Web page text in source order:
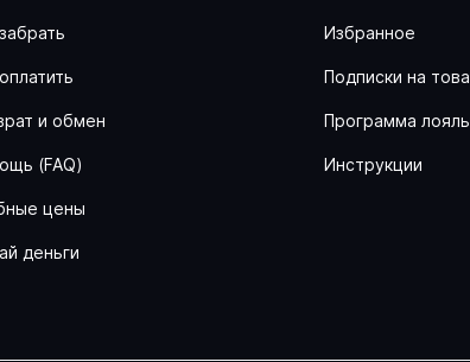
и обмен
(FAQ)
цены
деньги
Избранное
Подписки на
Программа
Инструкции